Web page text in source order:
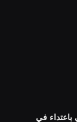
باعتداء في